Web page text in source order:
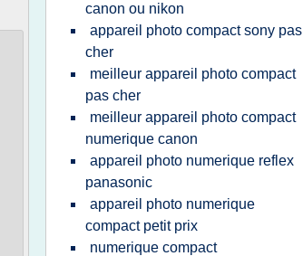
canon ou nikon
appareil photo compact sony pas
cher
meilleur appareil photo compact
pas cher
meilleur appareil photo compact
numerique canon
appareil photo numerique reflex
panasonic
appareil photo numerique
compact petit prix
numerique compact